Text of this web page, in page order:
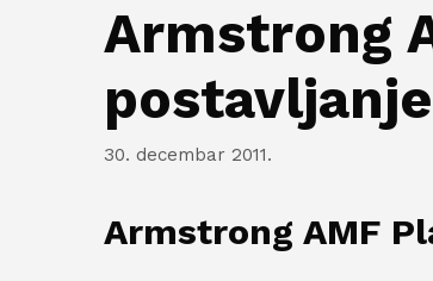
Armstrong
postavljanje
30. decembar 2011.
Armstrong AMF